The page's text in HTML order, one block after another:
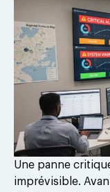
Une panne
imprévisible.